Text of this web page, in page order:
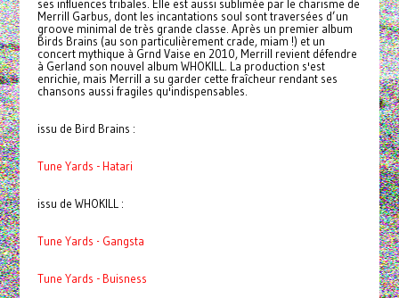
ses influences tribales. Elle est aussi sublimée par le charisme de
Merrill Garbus, dont les incantations soul sont traversées d’un
groove minimal de très grande classe. Après un premier album
Birds Brains (au son particulièrement crade, miam !) et un
concert mythique à Grnd Vaise en 2010, Merrill revient défendre
à Gerland son nouvel album WHOKILL. La production s'est
enrichie, mais Merrill a su garder cette fraîcheur rendant ses
chansons aussi fragiles qu'indispensables.
issu de Bird Brains :
Tune Yards - Hatari
issu de WHOKILL :
Tune Yards - Gangsta
Tune Yards - Buisness